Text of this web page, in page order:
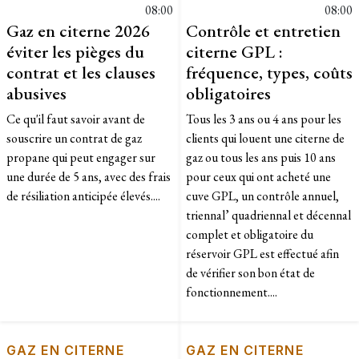
08:00
Gaz en citerne 2026
éviter les pièges du
contrat et les clauses
abusives
Ce qu'il faut savoir avant de
souscrire un contrat de gaz
propane qui peut engager sur
une durée de 5 ans, avec des frais
de résiliation anticipée élevés....
08:00
Contrôle et entretien
citerne GPL :
fréquence, types, coûts
obligatoires
Tous les 3 ans ou 4 ans pour les
clients qui louent une citerne de
gaz ou tous les ans puis 10 ans
pour ceux qui ont acheté une
cuve GPL, un contrôle annuel,
triennal’ quadriennal et décennal
complet et obligatoire du
réservoir GPL est effectué afin
de vérifier son bon état de
fonctionnement....
GAZ EN CITERNE GAZ EN CITERNE